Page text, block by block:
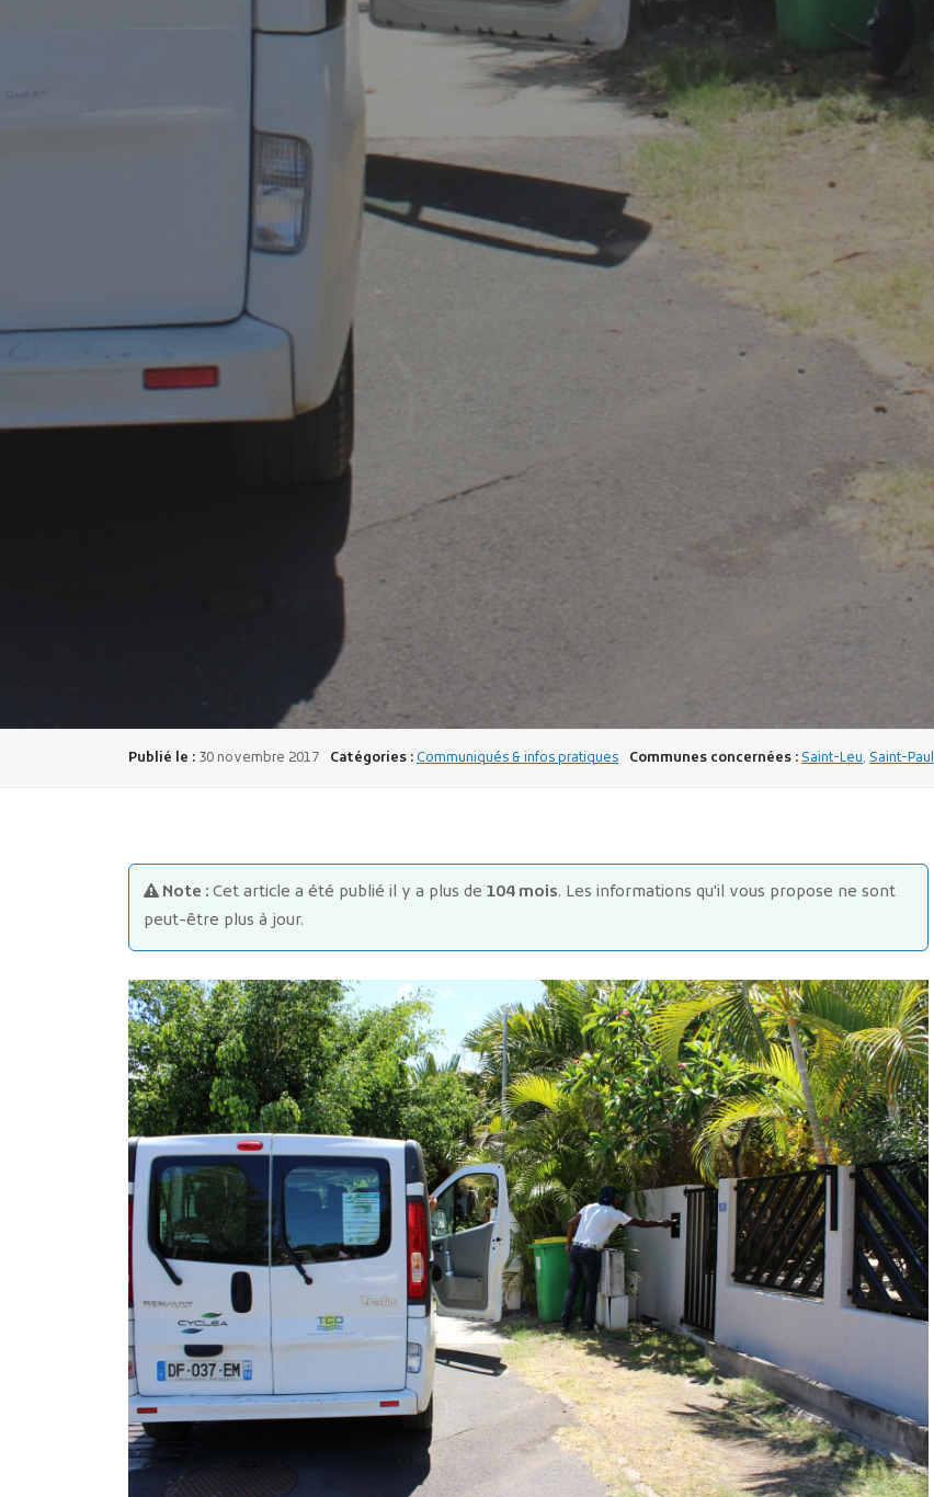
Publié le : 30 novembre 2017 Catégories :Communiqués & infos pratiques Communes concernées :Saint-Leu, Saint-Paul
Note : Cet article a été publié il y a plus de 104 mois. Les informations qu'il vous propose ne sont
peut-être plus à jour.